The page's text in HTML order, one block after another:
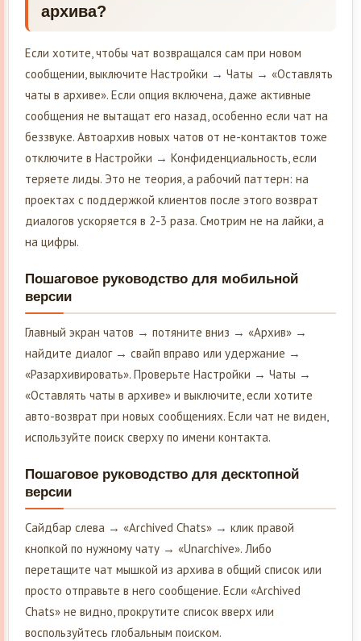
архива?
Если хотите, чтобы чат возвращался сам при новом
сообщении, выключите Настройки → Чаты → «Оставлять
чаты в архиве». Если опция включена, даже активные
сообщения не вытащат его назад, особенно если чат на
беззвуке. Автоархив новых чатов от не-контактов тоже
отключите в Настройки → Конфиденциальность, если
теряете лиды. Это не теория, а рабочий паттерн: на
проектах с поддержкой клиентов после этого возврат
диалогов ускоряется в 2-3 раза. Смотрим не на лайки, а
на цифры.
Пошаговое руководство для мобильной
версии
Главный экран чатов → потяните вниз → «Архив» →
найдите диалог → свайп вправо или удержание →
«Разархивировать». Проверьте Настройки → Чаты →
«Оставлять чаты в архиве» и выключите, если хотите
авто-возврат при новых сообщениях. Если чат не виден,
используйте поиск сверху по имени контакта.
Пошаговое руководство для десктопной
версии
Сайдбар слева → «Archived Chats» → клик правой
кнопкой по нужному чату → «Unarchive». Либо
перетащите чат мышкой из архива в общий список или
просто отправьте в него сообщение. Если «Archived
Chats» не видно, прокрутите список вверх или
воспользуйтесь глобальным поиском.